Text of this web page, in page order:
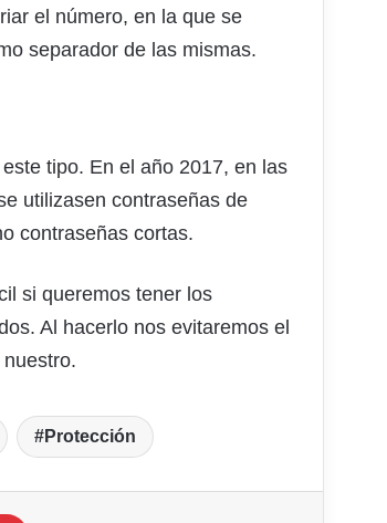
el número, en la que se
separador de las mismas.
tipo. En el año 2017, en las
utilizasen contraseñas de
contraseñas cortas.
si queremos tener los
Al hacerlo nos evitaremos el
Protección